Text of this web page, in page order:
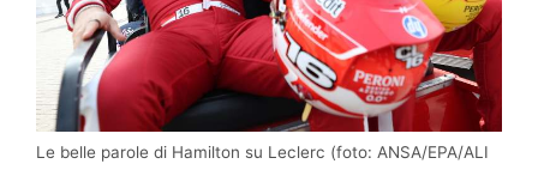
Le belle parole di Hamilton su Leclerc (foto: ANSA/EPA/ALI